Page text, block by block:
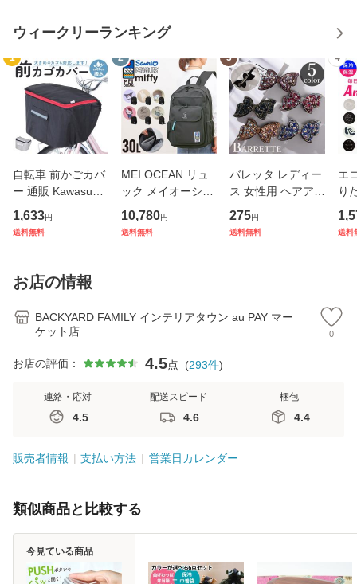
ウィークリーランキング
1
自転車 前かごカバ
ー 通販 Kawasumi
カワスミ 前カゴカ
バー バスケット カ
カバー 前 Keia＋
かわ
1,633円
送料無料
2
MEI OCEAN リュ
ック メイオーシャ
ン 6206 通販 リュ
ックサック バック
10,780円
送料無料
3
バレッタ レディー
ス 女性用 ヘアアク
セサリー リボン ラ
インストーン キラ
275円
送料無料
4
エ
り
ト
ア
送料
お店の情報
BACKYARD FAMILY インテリアタウン au PAY マー
ケット店
0
お店の評価： 4.5点 (293件)
連絡・応対
4.5
配送スピード
4.6
梱包
4.4
販売者情報 支払い方法 営業日カレンダー
類似商品と比較する
今見ている商品